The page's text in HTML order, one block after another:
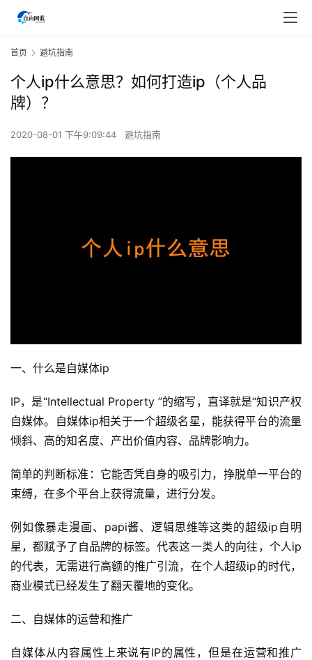
首页 避坑指南
个人ip什么意思？如何打造ip（个人品
牌）？
2020-08-01 下午9:09:44 避坑指南
一、什么是自媒体ip
IP，是“Intellectual Property ”的缩写，直译就是“知识产权
自媒体。自媒体ip相关于一个超级名星，能获得平台的流量
倾斜、高的知名度、产出价值内容、品牌影响力。
简单的判断标准：它能否凭自身的吸引力，挣脱单一平台的
束缚，在多个平台上获得流量，进行分发。
例如像暴走漫画、papi酱、逻辑思维等这类的超级ip自明
星，都赋予了自品牌的标签。代表这一类人的向往，个人ip
的代表，无需进行高额的推广引流，在个人超级ip的时代，
商业模式已经发生了翻天覆地的变化。
二、自媒体的运营和推广
自媒体从内容属性上来说有IP的属性，但是在运营和推广